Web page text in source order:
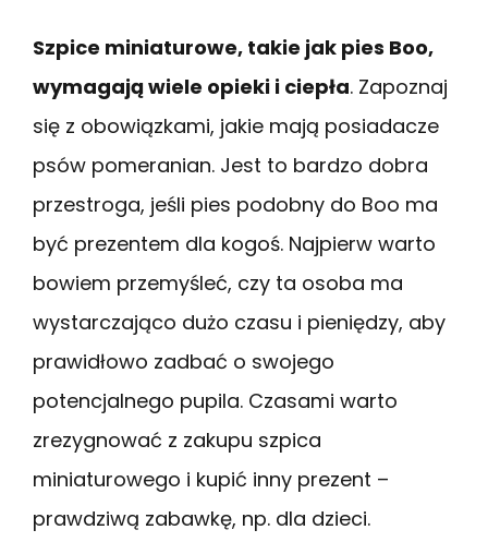
Szpice miniaturowe, takie jak pies Boo,
wymagają wiele opieki i ciepła. Zapoznaj
się z obowiązkami, jakie mają posiadacze
psów pomeranian. Jest to bardzo dobra
przestroga, jeśli pies podobny do Boo ma
być prezentem dla kogoś. Najpierw warto
bowiem przemyśleć, czy ta osoba ma
wystarczająco dużo czasu i pieniędzy, aby
prawidłowo zadbać o swojego
potencjalnego pupila. Czasami warto
zrezygnować z zakupu szpica
miniaturowego i kupić inny prezent –
prawdziwą zabawkę, np. dla dzieci.